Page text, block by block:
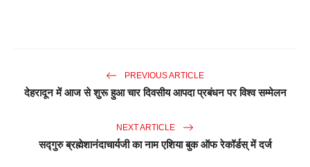
PREVIOUS ARTICLE
देहरादून में आज से शुरू हुआ चार दिवसीय आपदा प्रबंधन पर विश्व सम्मेलन
NEXT ARTICLE
सद्गुरु ब्रह्मेशानंदाचार्यजी का नाम एशिया बुक ऑफ रेकॉर्डस् में दर्ज